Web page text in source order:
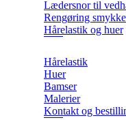
Lædersnor til
Rengøring
Hårelastik og huer
Hårelastik
Huer
Bamser
Malerier
Kontakt og